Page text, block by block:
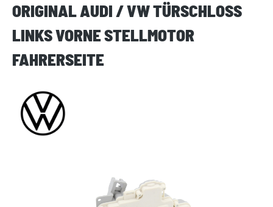
ORIGINAL AUDI / VW TÜRSCHLOSS
LINKS VORNE STELLMOTOR
FAHRERSEITE
Bildergalerie überspringen